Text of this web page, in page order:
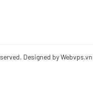
Designed byWebvps.vn